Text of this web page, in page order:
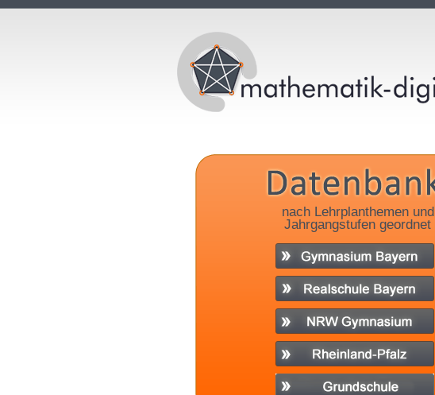
nach Lehrplanthemen und
Jahrgangstufen geordnet